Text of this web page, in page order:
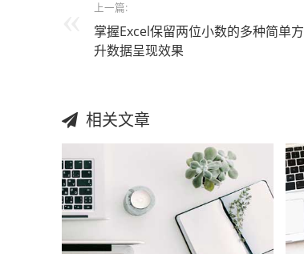
上一篇:
掌握Excel保留两位小数的多种简单
升数据呈现效果
相关文章